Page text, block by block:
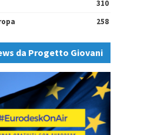
310
258
da Progetto Giovani